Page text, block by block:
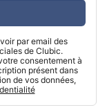
par email des
de Clubic.
consentement à
présent dans
de vos données,